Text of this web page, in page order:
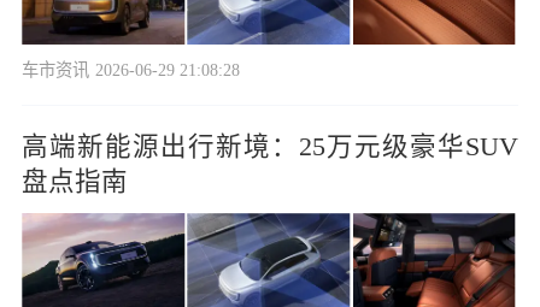
车市资讯 2026-06-29 21:08:28
高端新能源出行新境：25万元级豪华SUV
盘点指南